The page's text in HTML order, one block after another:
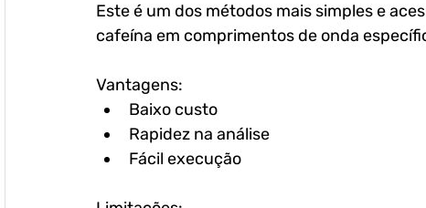
Este é um dos métodos mais simples e
cafeína em comprimentos de onda
Vantagens:
Baixo custo
Rapidez na análise
Fácil execução